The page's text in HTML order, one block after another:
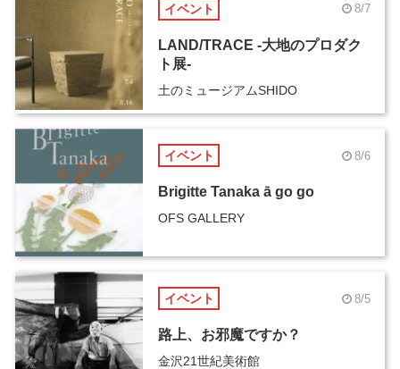
イベント 8/7
LAND/TRACE -大地のプロダク
ト展-
土のミュージアムSHIDO
イベント 8/6
Brigitte Tanaka ā go go
OFS GALLERY
イベント 8/5
路上、お邪魔ですか？
金沢21世紀美術館